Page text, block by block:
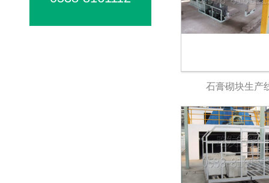
石膏砌块生产